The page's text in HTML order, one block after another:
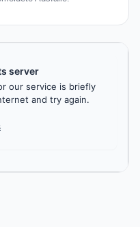
server
our service is briefly
and try again.